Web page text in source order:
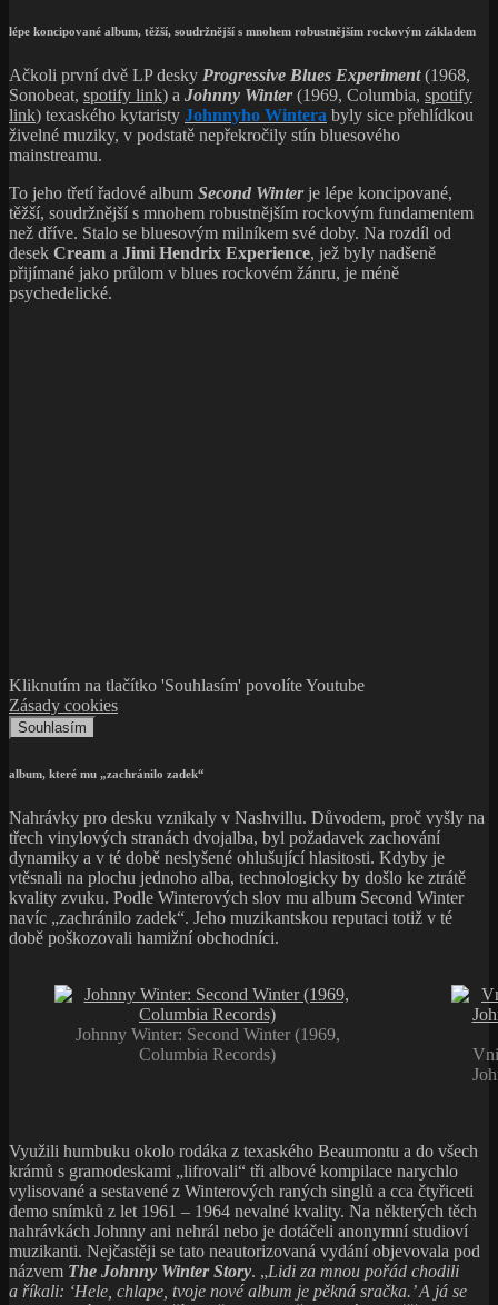
lépe koncipované album, těžší, soudržnější s mnohem robustnějším rockovým základem
Ačkoli první dvě LP desky Progressive Blues Experiment(1968,
Sonobeat, spotify link) a Johnny Winter(1969, Columbia, spotify
link) texaského kytaristy Johnnyho Wintera byly sice přehlídkou
živelné muziky, v podstatě nepřekročily stín bluesového
mainstreamu.
To jeho třetí řadové album Second Winterje lépe koncipované,
těžší, soudržnější s mnohem robustnějším rockovým fundamentem
než dříve. Stalo se bluesovým milníkem své doby. Na rozdíl od
desek Cream a Jimi Hendrix Experience, jež byly nadšeně
přijímané jako průlom v blues rockovém žánru, je méně
psychedelické.
Kliknutím na tlačítko 'Souhlasím' povolíte Youtube
Zásady cookies
Souhlasím
album, které mu „zachránilo zadek“
Nahrávky pro desku vznikaly v Nashvillu. Důvodem, proč vyšly na
třech vinylových stranách dvojalba, byl požadavek zachování
dynamiky a v té době neslyšené ohlušující hlasitosti. Kdyby je
vtěsnali na plochu jednoho alba, technologicky by došlo ke ztrátě
kvality zvuku. Podle Winterových slov mu album Second Winter
navíc „zachránilo zadek“. Jeho muzikantskou reputaci totiž v té
době poškozovali hamižní obchodníci.
Johnny Winter: Second Winter (1969,
Columbia Records)
Využili humbuku okolo rodáka z texaského Beaumontu a do všech
krámů s gramodeskami „lifrovali“ tři albové kompilace narychlo
vylisované a sestavené z Winterových raných singlů a cca čtyřiceti
demo snímků z let 1961 – 1964 nevalné kvality. Na některých těch
nahrávkách Johnny ani nehrál nebo je dotáčeli anonymní studioví
muzikanti. Nejčastěji se tato neautorizovaná vydání objevovala pod
názvem The Johnny Winter Story. „Lidi za mnou pořád chodili
a říkali: ‘Hele, chlape, tvoje nové album je pěkná sračka.’ A já se